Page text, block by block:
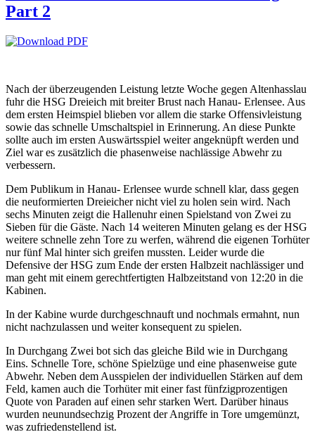
Part 2
Nach der überzeugenden Leistung letzte Woche gegen Altenhasslau
fuhr die HSG Dreieich mit breiter Brust nach Hanau- Erlensee. Aus
dem ersten Heimspiel blieben vor allem die starke Offensivleistung
sowie das schnelle Umschaltspiel in Erinnerung. An diese Punkte
sollte auch im ersten Auswärtsspiel weiter angeknüpft werden und
Ziel war es zusätzlich die phasenweise nachlässige Abwehr zu
verbessern.
Dem Publikum in Hanau- Erlensee wurde schnell klar, dass gegen
die neuformierten Dreieicher nicht viel zu holen sein wird. Nach
sechs Minuten zeigt die Hallenuhr einen Spielstand von Zwei zu
Sieben für die Gäste. Nach 14 weiteren Minuten gelang es der HSG
weitere schnelle zehn Tore zu werfen, während die eigenen Torhüter
nur fünf Mal hinter sich greifen mussten. Leider wurde die
Defensive der HSG zum Ende der ersten Halbzeit nachlässiger und
man geht mit einem gerechtfertigten Halbzeitstand von 12:20 in die
Kabinen.
In der Kabine wurde durchgeschnauft und nochmals ermahnt, nun
nicht nachzulassen und weiter konsequent zu spielen.
In Durchgang Zwei bot sich das gleiche Bild wie in Durchgang
Eins. Schnelle Tore, schöne Spielzüge und eine phasenweise gute
Abwehr. Neben dem Ausspielen der individuellen Stärken auf dem
Feld, kamen auch die Torhüter mit einer fast fünfzigprozentigen
Quote von Paraden auf einen sehr starken Wert. Darüber hinaus
wurden neunundsechzig Prozent der Angriffe in Tore umgemünzt,
was zufriedenstellend ist.